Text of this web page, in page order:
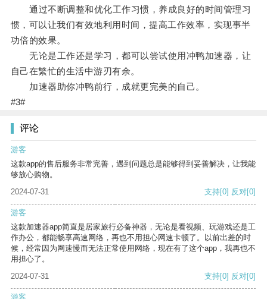
通过不断调整和优化工作习惯，养成良好的时间管理习
惯，可以让我们有效地利用时间，提高工作效率，实现事半
功倍的效果。
无论是工作还是学习，都可以尝试使用冲鸭加速器，让
自己在繁忙的生活中游刃有余。
加速器助你冲鸭前行，成就更完美的自己。
#3#
评论
游客
这款app的售后服务非常完善，遇到问题总是能够得到妥善解决，让我能
够放心购物。
2024-07-31
支持[0] 反对[0]
游客
这款加速器app简直是居家旅行必备神器，无论是看视频、玩游戏还是工
作办公，都能畅享高速网络，再也不用担心网速卡顿了。以前出差的时
候，经常因为网速慢而无法正常使用网络，现在有了这个app，我再也不
用担心了。
2024-07-31
支持[0] 反对[0]
游客